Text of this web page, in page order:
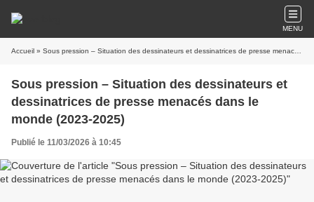
MENU
Accueil » Sous pression – Situation des dessinateurs et dessinatrices de presse menacés dans le monde (2023-2025)
Sous pression – Situation des dessinateurs et
dessinatrices de presse menacés dans le
monde (2023-2025)
Publié le 11/03/2026 à 10:45